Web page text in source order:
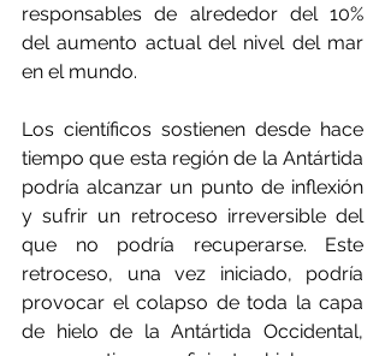
responsables de alrededor del 10%
del aumento actual del nivel del mar
en el mundo.
Los científicos sostienen desde hace
tiempo que esta región de la Antártida
podría alcanzar un punto de inflexión
y sufrir un retroceso irreversible del
que no podría recuperarse. Este
retroceso, una vez iniciado, podría
provocar el colapso de toda la capa
de hielo de la Antártida Occidental,